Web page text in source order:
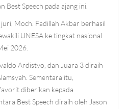
Best Speech pada ajang ini.
Moch. Fadillah Akbar berhasil
UNESA ke tingkat nasional
2026.
Ardistyo, dan Juara 3 diraih
Sementara itu,
diberikan kepada
Best Speech diraih oleh Jason